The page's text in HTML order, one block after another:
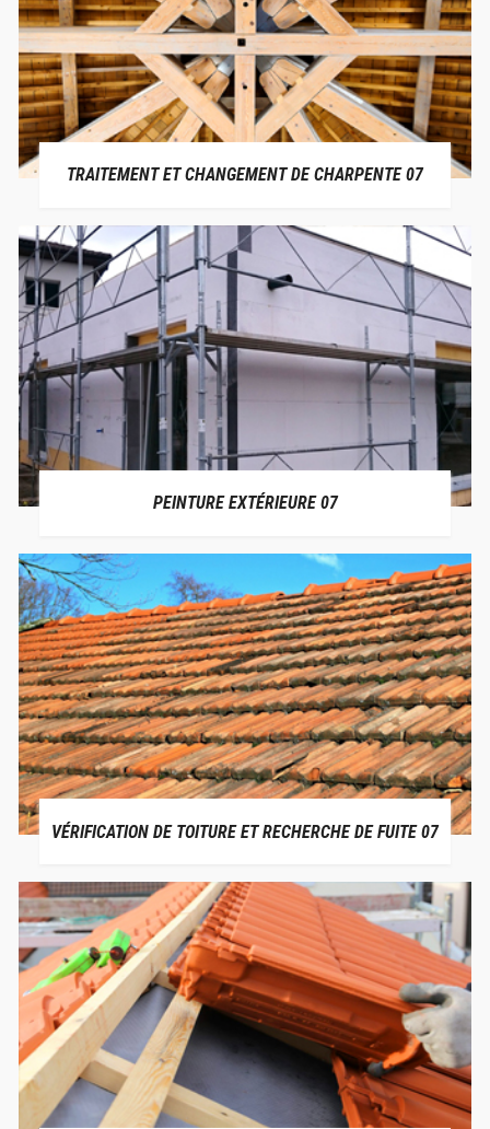
TRAITEMENT ET CHANGEMENT DE CHARPENTE 07
PEINTURE EXTÉRIEURE 07
VÉRIFICATION DE TOITURE ET RECHERCHE DE FUITE 07